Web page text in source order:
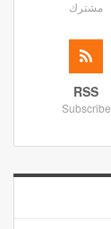
مشترك
RSS
Subscribe